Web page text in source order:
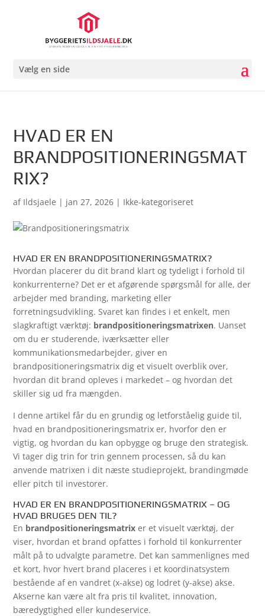
Vælg en side
HVAD ER EN
BRANDPOSITIONERINGSMAT
RIX?
af Ildsjaele | jan 27, 2026 | Ikke-kategoriseret
HVAD ER EN BRANDPOSITIONERINGSMATRIX?
Hvordan placerer du dit brand klart og tydeligt i forhold til
konkurrenterne? Det er et afgørende spørgsmål for alle, der
arbejder med branding, marketing eller
forretningsudvikling. Svaret kan findes i et enkelt, men
slagkraftigt værktøj: brandpositioneringsmatrixen. Uanset
om du er studerende, iværksætter eller
kommunikationsmedarbejder, giver en
brandpositioneringsmatrix dig et visuelt overblik over,
hvordan dit brand opleves i markedet – og hvordan det
skiller sig ud fra mængden.
I denne artikel får du en grundig og letforståelig guide til,
hvad en brandpositioneringsmatrix er, hvorfor den er
vigtig, og hvordan du kan opbygge og bruge den strategisk.
Vi tager dig trin for trin gennem processen, så du kan
anvende matrixen i dit næste studieprojekt, brandingmøde
eller pitch til investorer.
HVAD ER EN BRANDPOSITIONERINGSMATRIX – OG
HVAD BRUGES DEN TIL?
En brandpositioneringsmatrix er et visuelt værktøj, der
viser, hvordan et brand opfattes i forhold til konkurrenter
målt på to udvalgte parametre. Det kan sammenlignes med
et kort, hvor hvert brand placeres i et koordinatsystem
bestående af en vandret (x-akse) og lodret (y-akse) akse.
Akserne kan være alt fra pris til kvalitet, innovation,
bæredygtighed eller kundeservice.